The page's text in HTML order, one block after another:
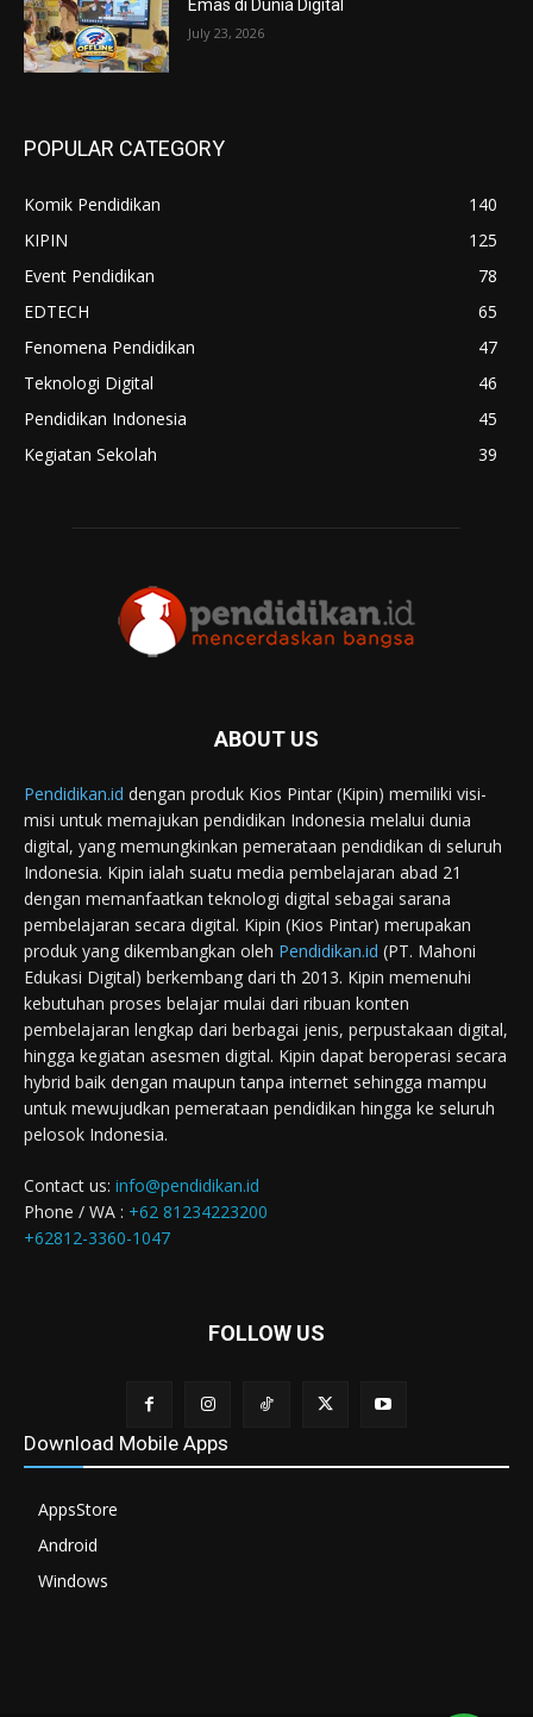
Emas di Dunia Digital
July 23, 2026
POPULAR CATEGORY
Komik Pendidikan
140
KIPIN
125
Event Pendidikan
78
EDTECH
65
Fenomena Pendidikan
47
Teknologi Digital
46
Pendidikan Indonesia
45
Kegiatan Sekolah
39
ABOUT US
Pendidikan.id dengan produk Kios Pintar (Kipin) memiliki visi-
misi untuk memajukan pendidikan Indonesia melalui dunia
digital, yang memungkinkan pemerataan pendidikan di seluruh
Indonesia. Kipin ialah suatu media pembelajaran abad 21
dengan memanfaatkan teknologi digital sebagai sarana
pembelajaran secara digital. Kipin (Kios Pintar) merupakan
produk yang dikembangkan oleh Pendidikan.id (PT. Mahoni
Edukasi Digital) berkembang dari th 2013. Kipin memenuhi
kebutuhan proses belajar mulai dari ribuan konten
pembelajaran lengkap dari berbagai jenis, perpustakaan digital,
hingga kegiatan asesmen digital. Kipin dapat beroperasi secara
hybrid baik dengan maupun tanpa internet sehingga mampu
untuk mewujudkan pemerataan pendidikan hingga ke seluruh
pelosok Indonesia.
Contact us: info@pendidikan.id
Phone / WA : +62 81234223200
+62812-3360-1047
FOLLOW US
Download Mobile Apps
AppsStore
Android
Windows